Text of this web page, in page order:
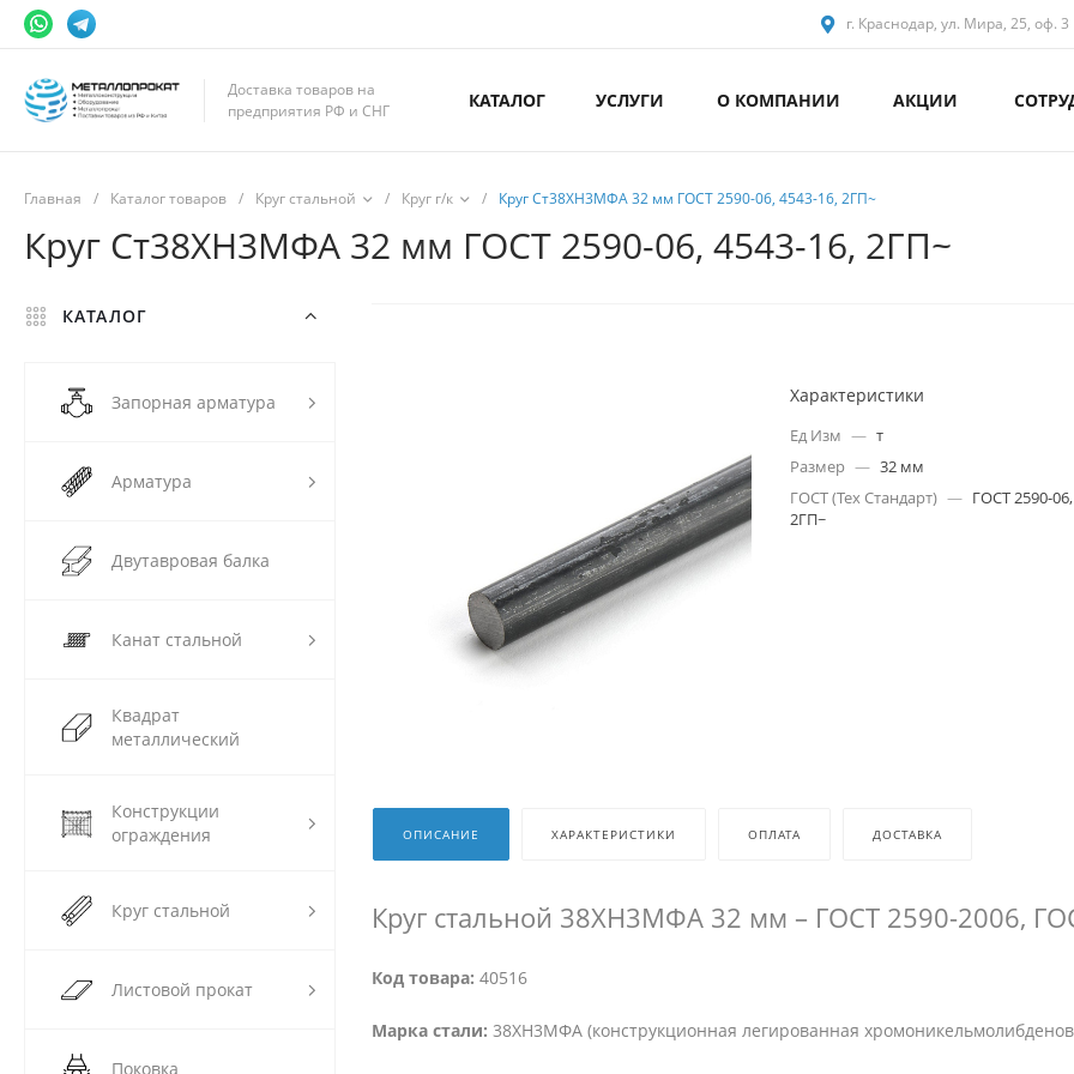
г. Краснодар, ул. Мира, 25, оф. 3
Доставка товаров на
предприятия РФ и СНГ
КАТАЛОГ УСЛУГИ О КОМПАНИИ АКЦИИ
Главная / Каталог товаров / Круг стальной / Круг г/к / Круг Ст38ХН3МФА 32 мм ГОСТ 2590-06, 4543-16, 2ГП~
Круг Ст38ХН3МФА 32 мм ГОСТ 2590-06, 4543-16, 2ГП~
КАТАЛОГ
Запорная арматура
Арматура
Двутавровая балка
Канат стальной
Квадрат
металлический
Конструкции
ограждения
Круг стальной
Листовой прокат
Поковка
Характеристики
Ед Изм — т
Размер — 32 мм
ГОСТ (Тех Стандарт) — ГОСТ 2590-
2ГП~
ОПИСАНИЕ ХАРАКТЕРИСТИКИ ОПЛАТА ДОСТАВКА
Круг стальной 38ХН3МФА 32 мм – ГОСТ 2590-2006,
Код товара: 40516
Марка стали: 38ХН3МФА (конструкционная легированная